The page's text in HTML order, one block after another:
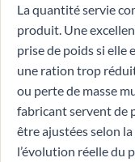
La quantité servie
produit. Une
prise de poids si elle
une ration trop
ou perte de masse
fabricant servent de
être ajustées selon
l’évolution réelle du